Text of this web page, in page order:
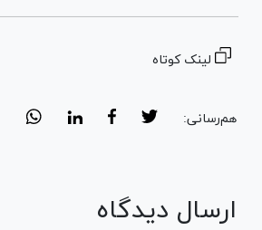
لینک کوتاه
هم‌رسانی:
ارسال دیدگاه